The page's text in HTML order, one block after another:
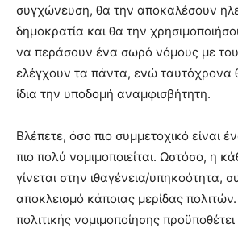
συγχώνευση, θα την αποκαλέσουν
δημοκρατία και θα την
να περάσουν ένα σωρό νόμους με
ελέγχουν τα πάντα, ενώ ταυτόχρονα
ίδια την υποδομή αναμφισβήτητη.
Βλέπετε, όσο πιο συμμετοχικό είναι
πιο πολύ νομιμοποιείται. Ωστόσο, η
γίνεται στην ιθαγένεια/υπηκοότητα,
αποκλεισμό κάποιας μερίδας
πολιτικής νομιμοποίησης